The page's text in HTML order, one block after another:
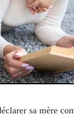
sa mère